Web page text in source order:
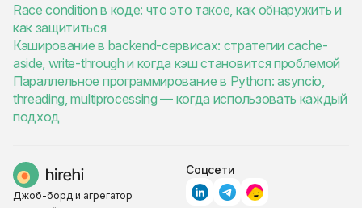
Race condition в коде: что это такое, как обнаружить и
как защититься
Кэширование в backend-сервисах: стратегии cache-
aside, write-through и когда кэш становится проблемой
Параллельное программирование в Python: asyncio,
threading, multiprocessing — когда использовать каждый
подход
Джоб-борд и агрегатор
Соцсети